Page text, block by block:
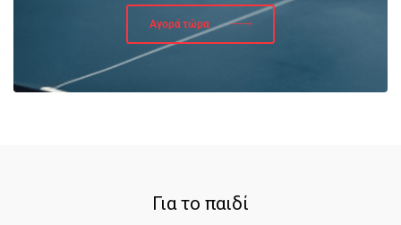
Αγορά τώρα
Για το παιδί